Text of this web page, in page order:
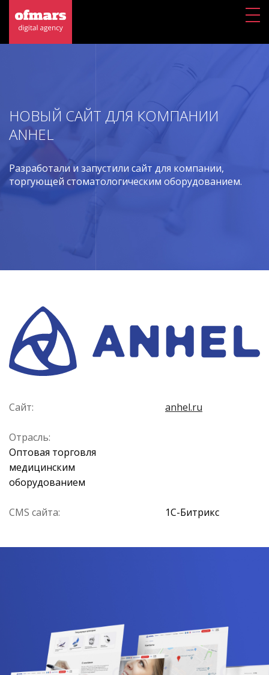
НОВЫЙ САЙТ ДЛЯ КОМПАНИИ
ANHEL
Разработали и запустили сайт для компании,
торгующей стоматологическим оборудованием.
Сайт: anhel.ru
Отрасль:
Оптовая торговля
медицинским
оборудованием
CMS сайта: 1С-Битрикс